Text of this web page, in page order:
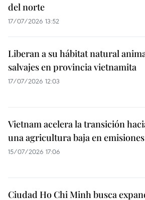
del norte
17/07/2026 13:52
Liberan a su hábitat natural
salvajes en provincia vietnamita
17/07/2026 12:03
Vietnam acelera la transición
una agricultura baja en emisiones
15/07/2026 17:06
Ciudad Ho Chi Minh busca